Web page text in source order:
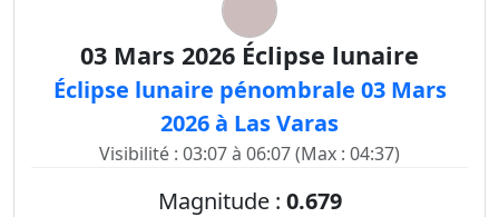
03 Mars 2026 Éclipse lunaire
Éclipse lunaire pénombrale 03 Mars
2026 à Las Varas
Visibilité : 03:07 à 06:07 (Max : 04:37)
Magnitude : 0.679